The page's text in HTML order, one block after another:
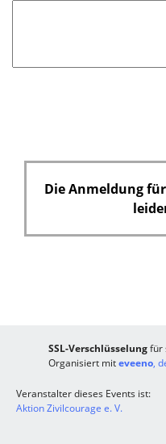
Die Anmeldung
SSL-Verschlüsselungfür
Organisiert miteveeno,
Veranstalter dieses Events ist:
Aktion Zivilcourage e. V.